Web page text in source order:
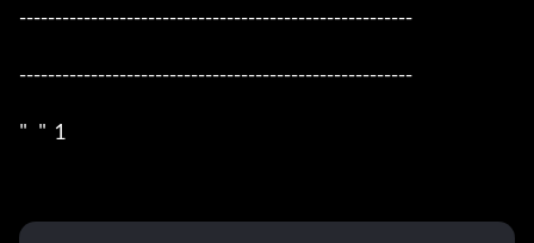
-------------------------------------------------------
-------------------------------------------------------
"   "  1